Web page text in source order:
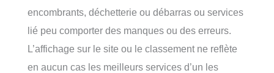
encombrants, déchetterie ou débarras ou services
lié peu comporter des manques ou des erreurs.
L’affichage sur le site ou le classement ne reflète
en aucun cas les meilleurs services d’un les